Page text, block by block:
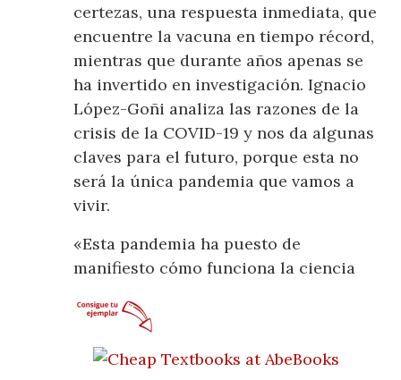
certezas, una respuesta inmediata, que
encuentre la vacuna en tiempo récord,
mientras que durante años apenas se
ha invertido en investigación. Ignacio
López-Goñi analiza las razones de la
crisis de la COVID-19 y nos da algunas
claves para el futuro, porque esta no
será la única pandemia que vamos a
vivir.
«Esta pandemia ha puesto de
manifiesto cómo funciona la ciencia